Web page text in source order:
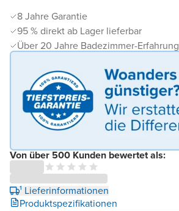
8 Jahre Garantie
95 % direkt ab Lager lieferbar
Über 20 Jahre Badezimmer-Erfahrung
Von über 500 Kunden bewertet als:
¹ Lieferinformationen
Produktspezifikationen